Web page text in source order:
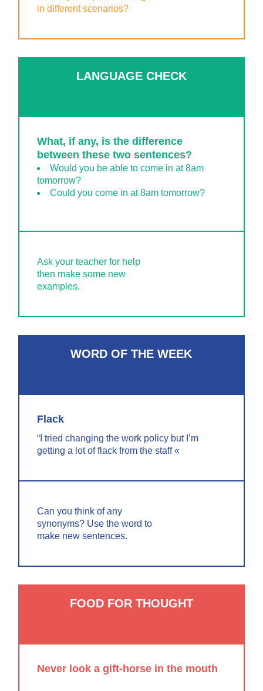
in different scenarios?
LANGUAGE CHECK
What, if any, is the difference
between these two sentences?
Would you be able to come in at 8am
tomorrow?
Could you come in at 8am tomorrow?
Ask your teacher for help
then make some new
examples.
WORD OF THE WEEK
Flack
“I tried changing the work policy but I’m
getting a lot of flack from the staff «
Can you think of any
synonyms? Use the word to
make new sentences.
FOOD FOR THOUGHT
Never look a gift-horse in the mouth